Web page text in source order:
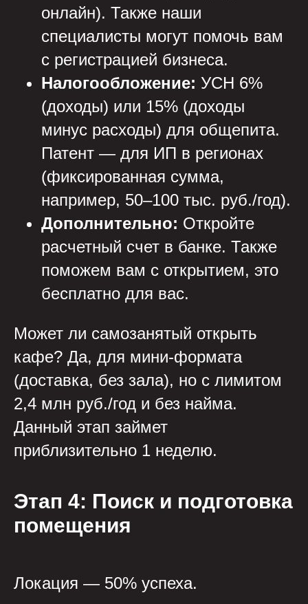
онлайн). Также наши
специалисты могут помочь вам
с регистрацией бизнеса.
Налогообложение: УСН 6%
(доходы) или 15% (доходы
минус расходы) для общепита.
Патент — для ИП в регионах
(фиксированная сумма,
например, 50–100 тыс. руб./год).
Дополнительно: Откройте
расчетный счет в банке. Также
поможем вам с открытием, это
бесплатно для вас.
Может ли самозанятый открыть
кафе? Да, для мини-формата
(доставка, без зала), но с лимитом
2,4 млн руб./год и без найма.
Данный этап займет
приблизительно 1 неделю.
Этап 4: Поиск и подготовка
помещения
Локация — 50% успеха.